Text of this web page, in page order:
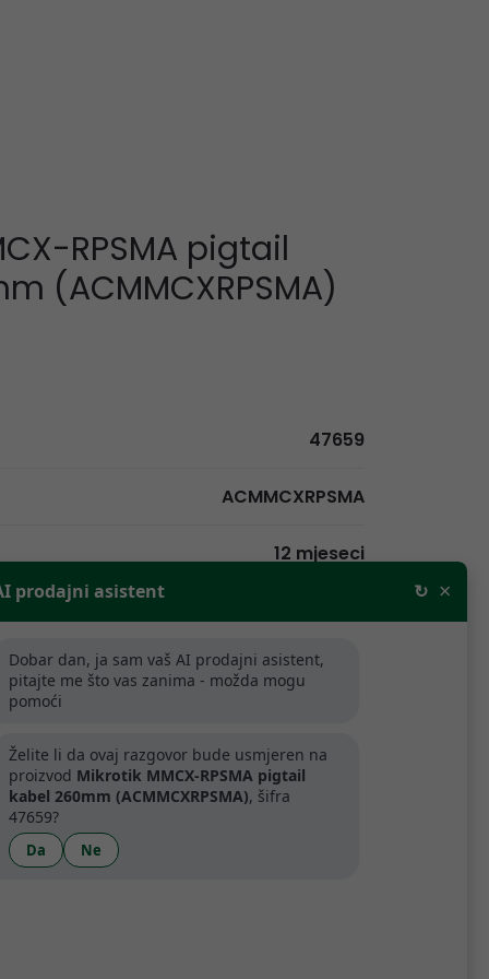
RPSMA pigtail
(ACMMCXRPSMA)
47659
ACMMCXRPSMA
12 mjeseci
cijene bez PDV-a. Za tvrtke
prodaju odobravamo popuste.
samo za tvrtke koje se bave
prodajni asistent ↻ ×
Dobar dan, ja sam vaš AI prodajni asistent,
pitajte me što vas zanima - možda mogu
pomoći
Želite li da ovaj razgovor bude usmjeren na
proizvod Mikrotik MMCX-RPSMA pigtail
kabel 260mm (ACMMCXRPSMA), šifra
47659?
Da Ne